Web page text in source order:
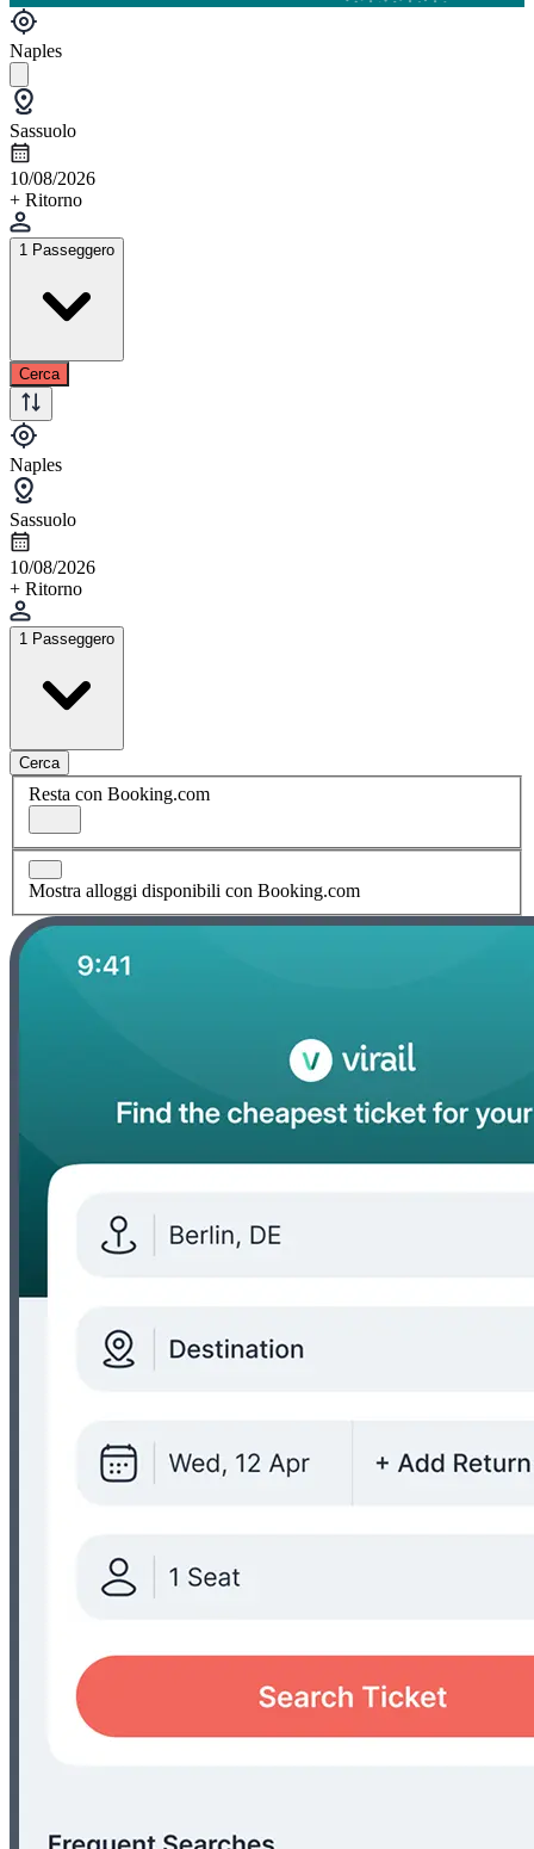
Naples
Sassuolo
10/08/2026
+ Ritorno
1 Passeggero
Cerca
Naples
Sassuolo
10/08/2026
+ Ritorno
1 Passeggero
Cerca
Resta con Booking.com
Mostra alloggi disponibili con Booking.com